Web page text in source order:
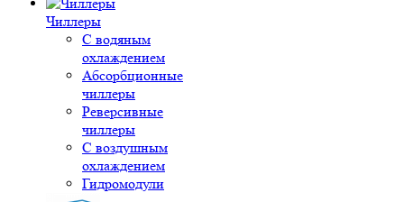
Чиллеры
С водяным
охлаждением
Абсорбционные
чиллеры
Реверсивные
чиллеры
С воздушным
охлаждением
Гидромодули